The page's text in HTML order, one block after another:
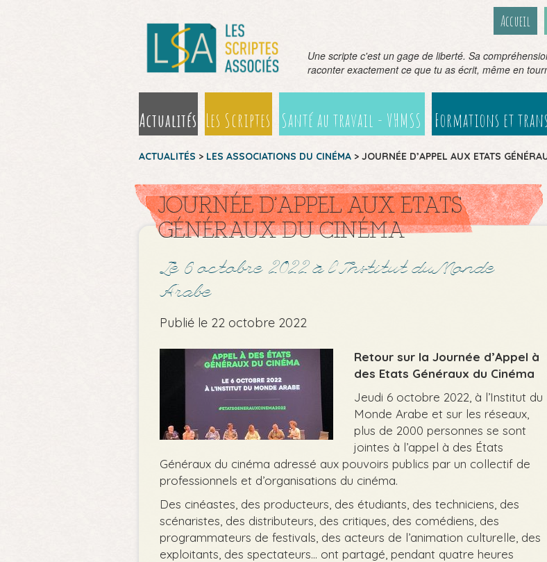
Accueil
Une scripte c'est un gage de liberté. Sa
raconter exactement ce que tu as écrit, même en
Actualités Les Scriptes Santé au travail - VHMSS Formations et
ACTUALITÉS > LES ASSOCIATIONS DU CINÉMA> JOURNÉE D’APPEL AUX ETATS
JOURNÉE D’APPEL AUX ETATS
GÉNÉRAUX DU CINÉMA
Le 6 octobre 2022 à l’Institut du Monde
Arabe
Publié le 22 octobre 2022
Retour sur la Journée d’Appel à
des Etats Généraux du Cinéma
Jeudi 6 octobre 2022, à l’Institut du
Monde Arabe et sur les réseaux,
plus de 2000 personnes se sont
jointes à l’appel à des États
Généraux du cinéma adressé aux pouvoirs publics par un collectif de
professionnels et d’organisations du cinéma.
Des cinéastes, des producteurs, des étudiants, des techniciens, des
scénaristes, des distributeurs, des critiques, des comédiens, des
programmateurs de festivals, des acteurs de l’animation culturelle, des
exploitants, des spectateurs... ont partagé, pendant quatre heures